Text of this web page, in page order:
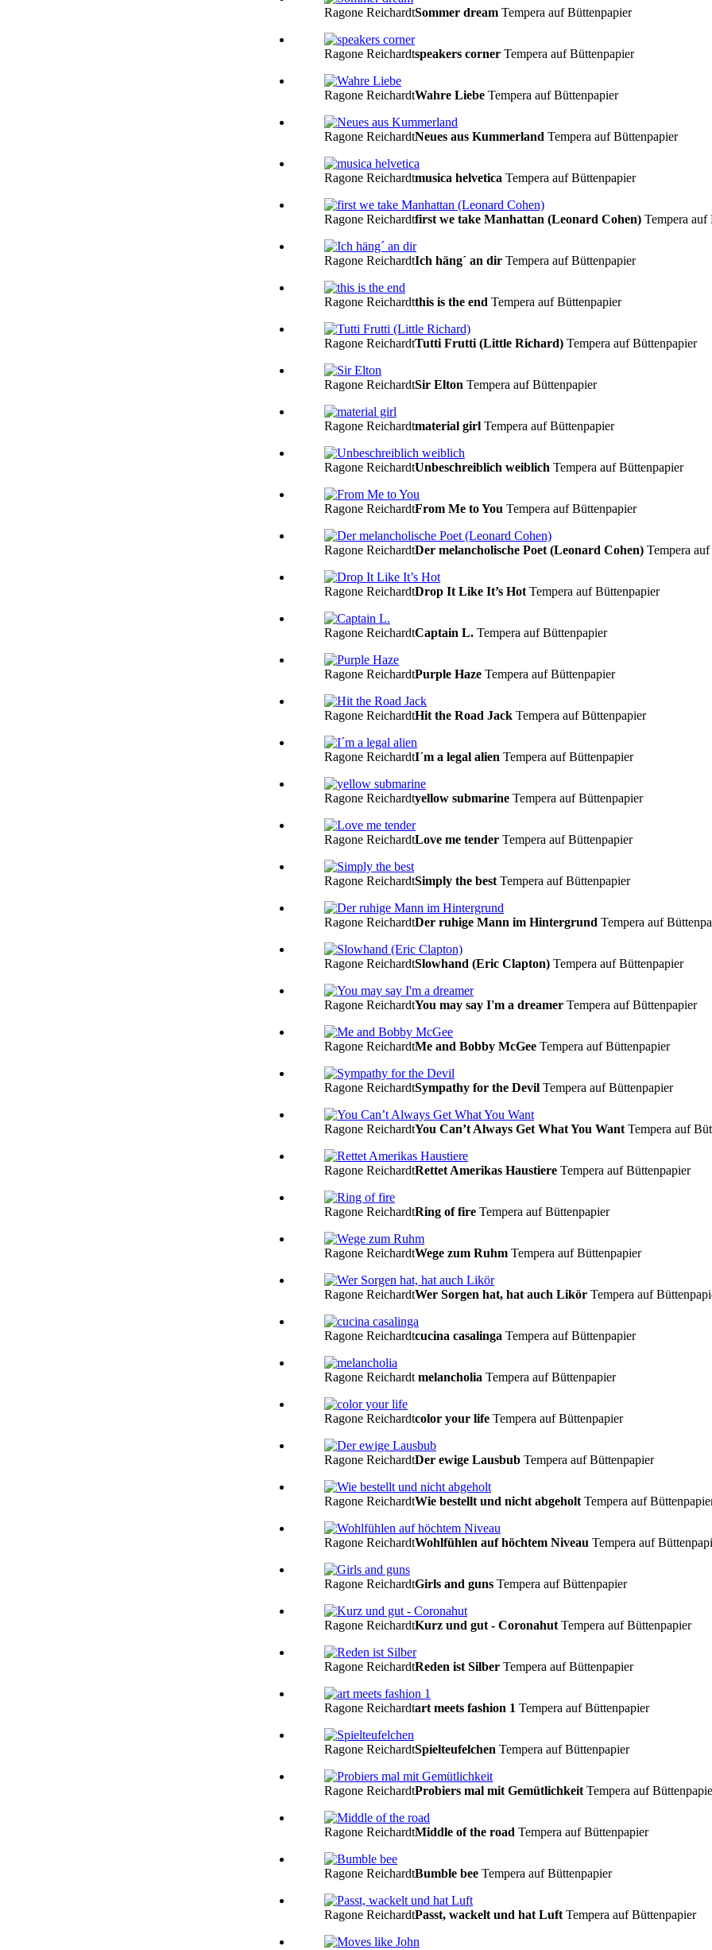
Ragone ReichardtSommer dream Tempera auf Büttenpapier
Ragone Reichardtspeakers corner Tempera auf Büttenpapier
Ragone ReichardtWahre Liebe Tempera auf Büttenpapier
Ragone ReichardtNeues aus Kummerland Tempera auf Büttenpapier
Ragone Reichardtmusica helvetica Tempera auf Büttenpapier
Ragone Reichardtfirst we take Manhattan (Leonard Cohen) Tempera auf
Ragone ReichardtIch häng´ an dir Tempera auf Büttenpapier
Ragone Reichardtthis is the end Tempera auf Büttenpapier
Ragone ReichardtTutti Frutti (Little Richard) Tempera auf Büttenpapier
Ragone ReichardtSir Elton Tempera auf Büttenpapier
Ragone Reichardtmaterial girl Tempera auf Büttenpapier
Ragone ReichardtUnbeschreiblich weiblich Tempera auf Büttenpapier
Ragone ReichardtFrom Me to You Tempera auf Büttenpapier
Ragone ReichardtDer melancholische Poet (Leonard Cohen) Tempera
Ragone ReichardtDrop It Like It’s Hot Tempera auf Büttenpapier
Ragone ReichardtCaptain L. Tempera auf Büttenpapier
Ragone ReichardtPurple Haze Tempera auf Büttenpapier
Ragone ReichardtHit the Road Jack Tempera auf Büttenpapier
Ragone ReichardtI´m a legal alien Tempera auf Büttenpapier
Ragone Reichardtyellow submarine Tempera auf Büttenpapier
Ragone ReichardtLove me tender Tempera auf Büttenpapier
Ragone ReichardtSimply the best Tempera auf Büttenpapier
Ragone ReichardtDer ruhige Mann im Hintergrund Tempera auf
Ragone ReichardtSlowhand (Eric Clapton) Tempera auf Büttenpapier
Ragone ReichardtYou may say I'm a dreamer Tempera auf Büttenpapier
Ragone ReichardtMe and Bobby McGee Tempera auf Büttenpapier
Ragone ReichardtSympathy for the Devil Tempera auf Büttenpapier
Ragone ReichardtYou Can’t Always Get What You Want Tempera auf
Ragone ReichardtRettet Amerikas Haustiere Tempera auf Büttenpapier
Ragone ReichardtRing of fire Tempera auf Büttenpapier
Ragone ReichardtWege zum Ruhm Tempera auf Büttenpapier
Ragone ReichardtWer Sorgen hat, hat auch Likör Tempera auf
Ragone Reichardtcucina casalinga Tempera auf Büttenpapier
Ragone Reichardt melancholia Tempera auf Büttenpapier
Ragone Reichardtcolor your life Tempera auf Büttenpapier
Ragone ReichardtDer ewige Lausbub Tempera auf Büttenpapier
Ragone ReichardtWie bestellt und nicht abgeholt Tempera auf
Ragone ReichardtWohlfühlen auf höchtem Niveau Tempera auf
Ragone ReichardtGirls and guns Tempera auf Büttenpapier
Ragone ReichardtKurz und gut - Coronahut Tempera auf Büttenpapier
Ragone ReichardtReden ist Silber Tempera auf Büttenpapier
Ragone Reichardtart meets fashion 1 Tempera auf Büttenpapier
Ragone ReichardtSpielteufelchen Tempera auf Büttenpapier
Ragone ReichardtProbiers mal mit Gemütlichkeit Tempera auf
Ragone ReichardtMiddle of the road Tempera auf Büttenpapier
Ragone ReichardtBumble bee Tempera auf Büttenpapier
Ragone ReichardtPasst, wackelt und hat Luft Tempera auf Büttenpapier